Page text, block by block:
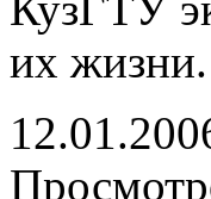
их жизни.